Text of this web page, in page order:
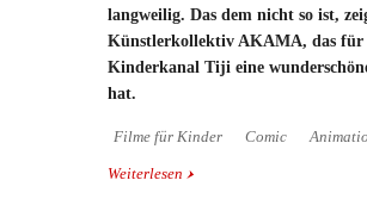
langweilig. Das dem nicht so ist,
Künstlerkollektiv AKAMA, das für
Kinderkanal Tiji eine
hat.
Filme für Kinder Comic
Weiterlesen über Wie kommt die Farbe